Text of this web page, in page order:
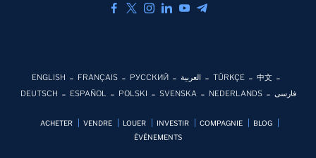
DEUTSCH
ESPAÑOL POLSKI SVENSKA NEDERLANDS فارسی
ÉVÉNEMENTS